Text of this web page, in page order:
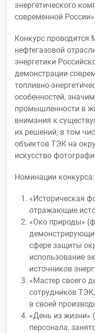
энергетического
современной России»
Конкурс
нефтегазовой
энергетики
демонстрации
топливно-
особенностей,
промышленности в
внимания к
их решений, в том
объектов ТЭК на
искусство
Номинации конкурса:
«Историческая
отражающие
«Око природы»
сфере защиты
использование
источников
«Мастер своего
сотрудников
в своей
«День из жизни»
персонала,